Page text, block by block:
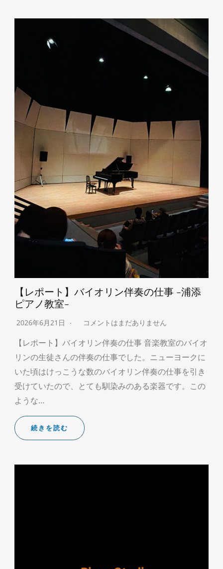
【レポート】バイオリン伴奏の仕事 -浦添
ピアノ教室-
2026年6月21日 コメントはまだありません
【レポート】バイオリン伴奏の仕事 音楽教室のバイオ
リンの生徒さんの伴奏の仕事でした。ニューヨークに
いた頃はけっこうな数のバイオリン伴奏の仕事を引き
受けていたので、とても馴染みのある楽器です。この
ような…
続きを読む